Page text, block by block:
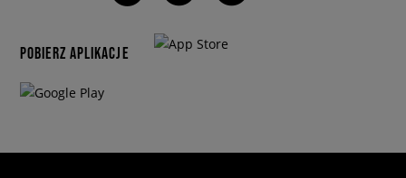
POBIERZ APLIKACJE